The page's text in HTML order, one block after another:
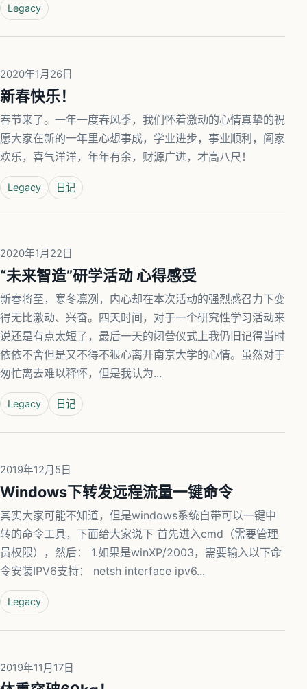
Legacy
2020年1月26日
新春快乐！
春节来了。一年一度春风季，我们怀着激动的心情真挚的祝
愿大家在新的一年里心想事成，学业进步，事业顺利，阖家
欢乐，喜气洋洋，年年有余，财源广进，才高八尺！
Legacy 日记
2020年1月22日
“未来智造”研学活动 心得感受
新春将至，寒冬凛冽，内心却在本次活动的强烈感召力下变
得无比激动、兴奋。四天时间，对于一个研究性学习活动来
说还是有点太短了，最后一天的闭营仪式上我仍旧记得当时
依依不舍但是又不得不狠心离开南京大学的心情。虽然对于
匆忙离去难以释怀，但是我认为...
Legacy 日记
2019年12月5日
Windows下转发远程流量一键命令
其实大家可能不知道，但是windows系统自带可以一键中
转的命令工具，下面给大家说下 首先进入cmd（需要管理
员权限），然后： 1.如果是winXP/2003，需要输入以下命
令安装IPV6支持： netsh interface ipv6...
Legacy
2019年11月17日